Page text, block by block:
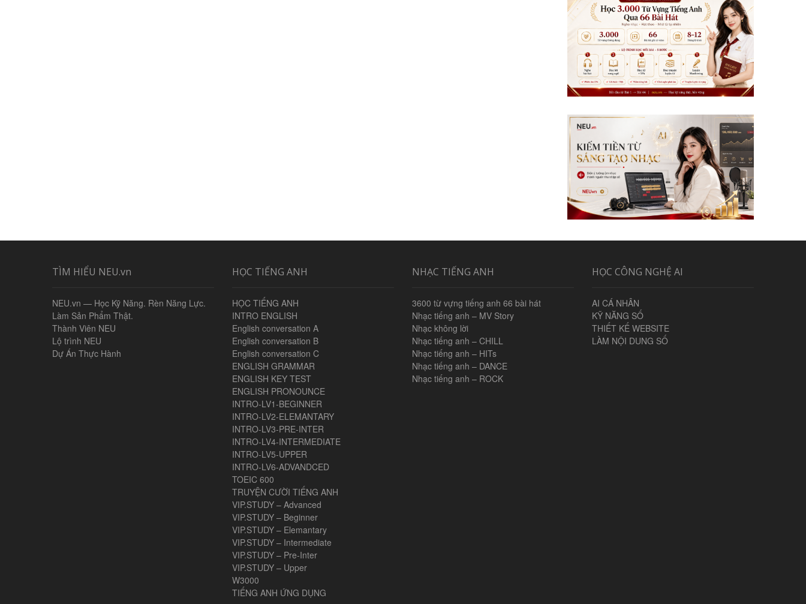
TÌM HIỂU NEU.vn
NEU.vn — Học Kỹ Năng. Rèn Năng Lực.
Làm Sản Phẩm Thật.
Thành Viên NEU
Lộ trình NEU
Dự Án Thực Hành
HỌC TIẾNG ANH
HỌC TIẾNG ANH
INTRO ENGLISH
English conversation A
English conversation B
English conversation C
ENGLISH GRAMMAR
ENGLISH KEY TEST
ENGLISH PRONOUNCE
INTRO-LV1-BEGINNER
INTRO-LV2-ELEMANTARY
INTRO-LV3-PRE-INTER
INTRO-LV4-INTERMEDIATE
INTRO-LV5-UPPER
INTRO-LV6-ADVANDCED
TOEIC 600
TRUYỆN CƯỜI TIẾNG ANH
VIP.STUDY – Advanced
VIP.STUDY – Beginner
VIP.STUDY – Elemantary
VIP.STUDY – Intermediate
VIP.STUDY – Pre-Inter
VIP.STUDY – Upper
W3000
TIẾNG ANH ỨNG DỤNG
NHẠC TIẾNG ANH
3600 từ vựng tiếng anh 66 bài hát
Nhạc tiếng anh – MV Story
Nhạc không lời
Nhạc tiếng anh – CHILL
Nhạc tiếng anh – HITs
Nhạc tiếng anh – DANCE
Nhạc tiếng anh – ROCK
HỌC CÔNG NGHỆ AI
AI CÁ NHÂN
KỸ NĂNG SỐ
THIẾT KẾ WEBSITE
LÀM NỘI DUNG SỐ